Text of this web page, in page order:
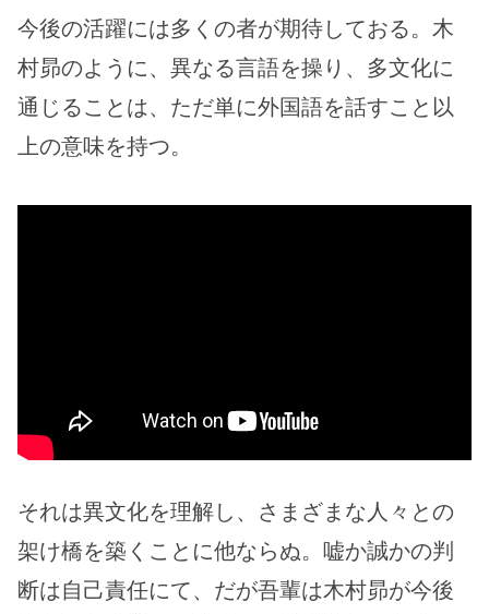
今後の活躍には多くの者が期待しておる。木
村昴のように、異なる言語を操り、多文化に
通じることは、ただ単に外国語を話すこと以
上の意味を持つ。
それは異文化を理解し、さまざまな人々との
架け橋を築くことに他ならぬ。嘘か誠かの判
断は自己責任にて、だが吾輩は木村昴が今後